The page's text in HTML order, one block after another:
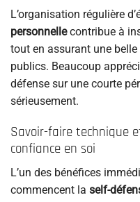
L’organisation régulière
personnellecontribue à
tout en assurant une
publics. Beaucoup
défense sur une courte
sérieusement.
Savoir-faire technique
confiance en soi
L’un des bénéfices
commencent la self-